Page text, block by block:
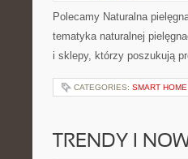
Polecamy Naturalna
tematyka naturalnej
i sklepy, którzy poszukują
CATEGORIES: SMART
TRENDY I